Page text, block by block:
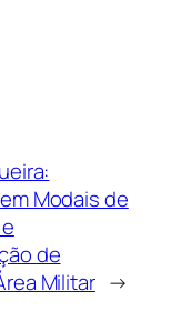
Modais de
de
Militar →